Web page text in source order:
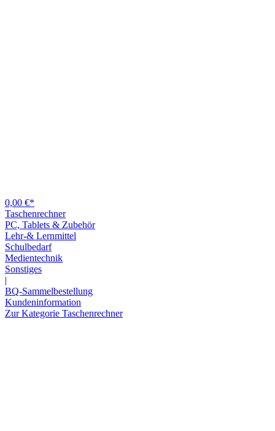
0,00 €*
Taschenrechner
PC, Tablets & Zubehör
Lehr-& Lernmittel
Schulbedarf
Medientechnik
Sonstiges
|
BQ-Sammelbestellung
Kundeninformation
Zur Kategorie Taschenrechner